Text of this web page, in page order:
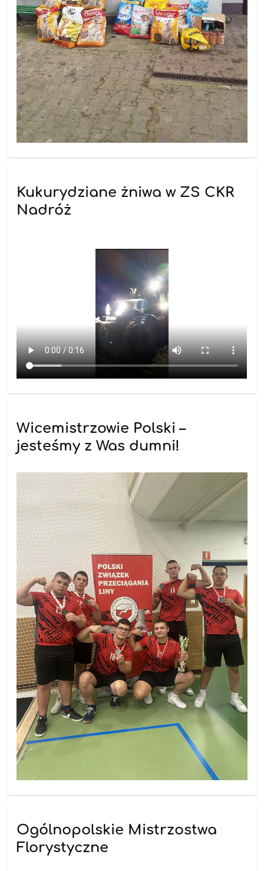
Kukurydziane żniwa w ZS CKR
Nadróż
Wicemistrzowie Polski –
jesteśmy z Was dumni!
Ogólnopolskie Mistrzostwa
Florystyczne